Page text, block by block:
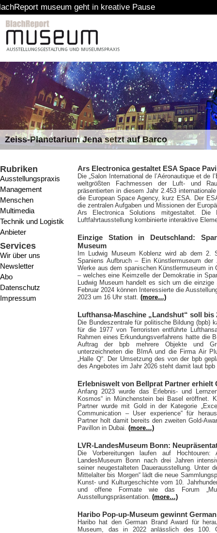
geht in kreative Pause
Zeiss-Planetarium Jena setzt auf Barco
Rubriken
Ausstellungspraxis
Management
Menschen
Multimedia
Technik und Logistik
Anbieter
Services
Wir über uns
Newsletter
Abo
Datenschutz
Impressum
Ars Electronica gestaltet ESA Space
Die „Salon International de l’Aéronautique et de
weltgrößten Fachmessen der Luft- und
präsentierten in diesem Jahr 2.453
die European Space Agency, kurz ESA. Der
die zentralen Aufgaben und Missionen der
Ars Electronica Solutions mitgestaltet. Die
Luftfahrtausstellung kombinierte interaktive
Einzige Station in Deutschland:
Museum
Im Ludwig Museum Koblenz wird ab dem 2.
Spaniens Aufbruch – Ein Künstlermuseum der
Werke aus dem spanischen Künstlermuseum
– welches eine Keimzelle der Demokratie in
Ludwig Museum handelt es sich um die
Februar 2024 können Interessierte die
2023 um 16 Uhr statt. (more…)
Lufthansa-Maschine „Landshut“ soll bis
Die Bundeszentrale für politische Bildung (bpb)
für die 1977 von Terroristen entführte
Rahmen eines Erkundungsverfahrens hatte die
Auftrag der bpb mehrere Objekte und
unterzeichneten die BImA und die Firma Air
„Halle Q“. Der Umsetzung des von der bpb
des Angebotes im Jahr 2026 steht damit laut
Erlebniswelt von Bellprat Partner erhielt
Anfang 2023 wurde das Erlebnis- und
Kosmos“ in Münchenstein bei Basel eröffnet.
Partner wurde mit Gold in der Kategorie
Communication – User experience“ für
Partner holt damit bereits den zweiten Gold-
Pavillon in Dubai. (more…)
LVR-LandesMuseum Bonn:
Die Vorbereitungen laufen auf
LandesMuseum Bonn nach drei Jahren
seiner neugestalteten Dauerausstellung. Unter
Mittelalter bis Morgen“ lädt die neue
Kunst- und Kulturgeschichte vom 10.
und offene Formate wie das Forum
Ausstellungspräsentation. (more…)
Haribo Pop-up-Museum gewinnt
Haribo hat den German Brand Award für
Museum, das in 2022 anlässlich des 100.